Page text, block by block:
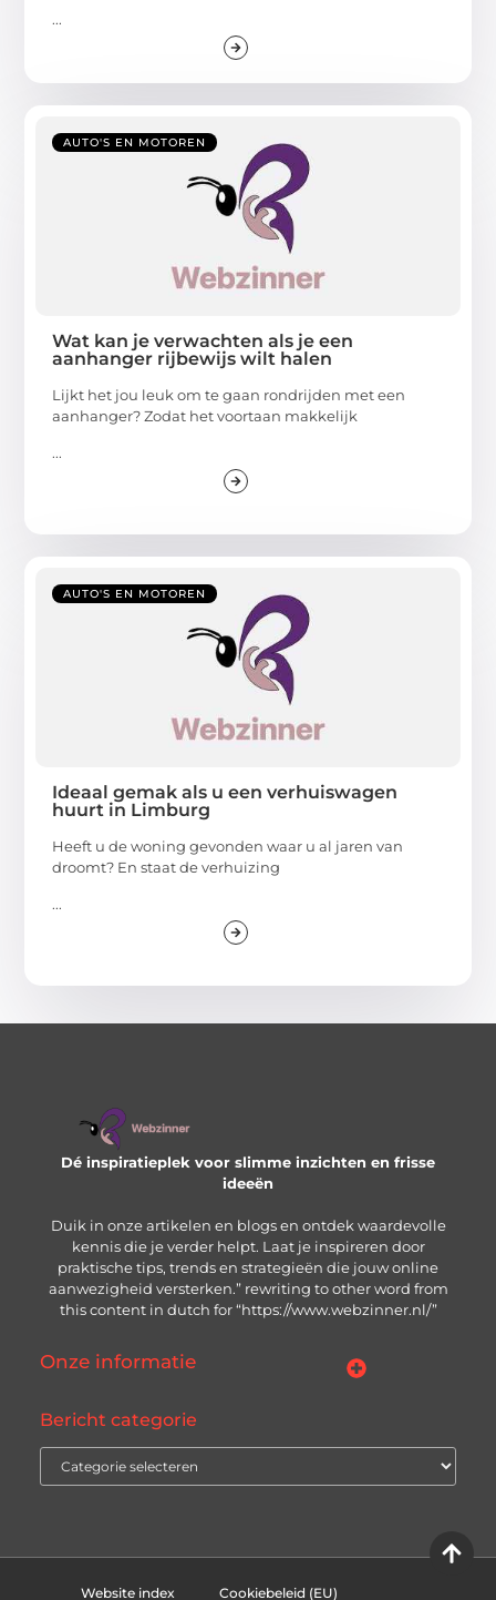
...
AUTO'S EN MOTOREN
Wat kan je verwachten als je een
aanhanger rijbewijs wilt halen
Lijkt het jou leuk om te gaan rondrijden met een
aanhanger? Zodat het voortaan makkelijk
...
AUTO'S EN MOTOREN
Ideaal gemak als u een verhuiswagen
huurt in Limburg
Heeft u de woning gevonden waar u al jaren van
droomt? En staat de verhuizing
...
Dé inspiratieplek voor slimme inzichten en frisse
ideeën
Duik in onze artikelen en blogs en ontdek waardevolle
kennis die je verder helpt. Laat je inspireren door
praktische tips, trends en strategieën die jouw online
aanwezigheid versterken.” rewriting to other word from
this content in dutch for “https://www.webzinner.nl/”
Onze informatie
Bericht categorie
Website index Cookiebeleid (EU)